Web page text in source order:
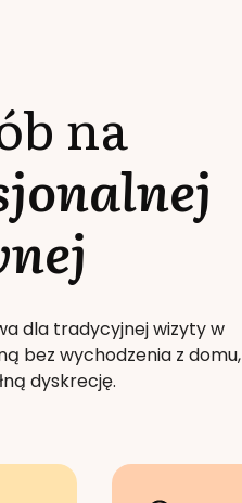
na
dla tradycyjnej wizyty w
bez wychodzenia z domu,
dyskrecję.